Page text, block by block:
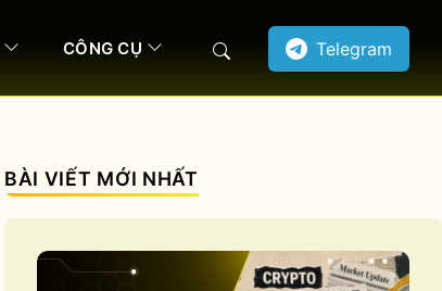
CÔNG CỤ Search Telegram
BÀI VIẾT MỚI NHẤT